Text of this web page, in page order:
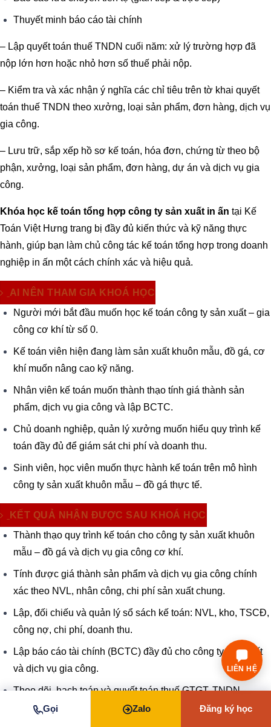
Thuyết minh báo cáo tài chính
– Lập quyết toán thuế TNDN cuối năm: xử lý trường hợp đã
nộp lớn hơn hoặc nhỏ hơn số thuế phải nộp.
– Kiểm tra và xác nhận ý nghĩa các chỉ tiêu trên tờ khai quyết
toán thuế TNDN theo xưởng, loại sản phẩm, đơn hàng, dịch vụ
gia công.
– Lưu trữ, sắp xếp hồ sơ kế toán, hóa đơn, chứng từ theo bộ
phận, xưởng, loại sản phẩm, đơn hàng, dự án và dịch vụ gia
công.
Khóa học kế toán tổng hợp công ty sản xuất in ấn tại Kế
Toán Việt Hưng trang bị đầy đủ kiến thức và kỹ năng thực
hành, giúp bạn làm chủ công tác kế toán tổng hợp trong doanh
nghiệp in ấn một cách chính xác và hiệu quả.
AI NÊN THAM GIA KHOÁ HỌC
Người mới bắt đầu muốn học kế toán công ty sản xuất – gia
công cơ khí từ số 0.
Kế toán viên hiện đang làm sản xuất khuôn mẫu, đồ gá, cơ
khí muốn nâng cao kỹ năng.
Nhân viên kế toán muốn thành thạo tính giá thành sản
phẩm, dịch vụ gia công và lập BCTC.
Chủ doanh nghiệp, quản lý xưởng muốn hiểu quy trình kế
toán đầy đủ để giám sát chi phí và doanh thu.
Sinh viên, học viên muốn thực hành kế toán trên mô hình
công ty sản xuất khuôn mẫu – đồ gá thực tế.
KẾT QUẢ NHẬN ĐƯỢC SAU KHOÁ HỌC
Thành thạo quy trình kế toán cho công ty sản xuất khuôn
mẫu – đồ gá và dịch vụ gia công cơ khí.
Tính được giá thành sản phẩm và dịch vụ gia công chính
xác theo NVL, nhân công, chi phí sản xuất chung.
Lập, đối chiếu và quản lý sổ sách kế toán: NVL, kho, TSCĐ,
công nợ, chi phí, doanh thu.
Lập báo cáo tài chính (BCTC) đầy đủ cho công ty sản xuất
và dịch vụ gia công.
Theo dõi, hạch toán và quyết toán thuế GTGT, TNDN,
TNCN chính xác.
Gọi Zalo Đăng ký học
LIÊN HỆ